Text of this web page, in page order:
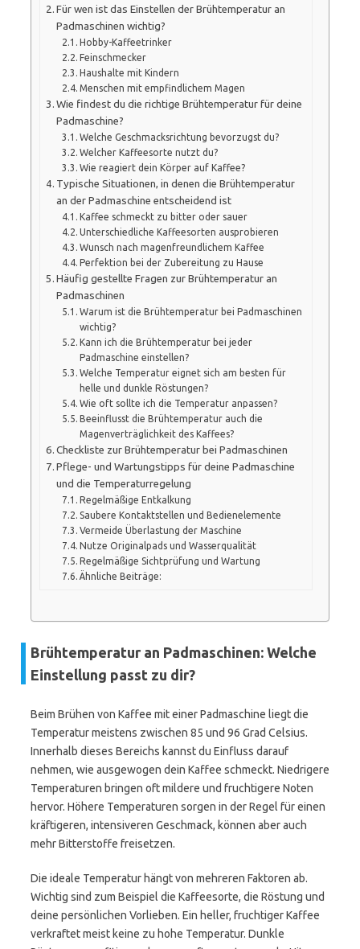
Für wen ist das Einstellen der Brühtemperatur an
Padmaschinen wichtig?
Hobby-Kaffeetrinker
Feinschmecker
Haushalte mit Kindern
Menschen mit empfindlichem Magen
Wie findest du die richtige Brühtemperatur für deine
Padmaschine?
Welche Geschmacksrichtung bevorzugst du?
Welcher Kaffeesorte nutzt du?
Wie reagiert dein Körper auf Kaffee?
Typische Situationen, in denen die Brühtemperatur
an der Padmaschine entscheidend ist
Kaffee schmeckt zu bitter oder sauer
Unterschiedliche Kaffeesorten ausprobieren
Wunsch nach magenfreundlichem Kaffee
Perfektion bei der Zubereitung zu Hause
Häufig gestellte Fragen zur Brühtemperatur an
Padmaschinen
Warum ist die Brühtemperatur bei Padmaschinen
wichtig?
Kann ich die Brühtemperatur bei jeder
Padmaschine einstellen?
Welche Temperatur eignet sich am besten für
helle und dunkle Röstungen?
Wie oft sollte ich die Temperatur anpassen?
Beeinflusst die Brühtemperatur auch die
Magenverträglichkeit des Kaffees?
Checkliste zur Brühtemperatur bei Padmaschinen
Pflege- und Wartungstipps für deine Padmaschine
und die Temperaturregelung
Regelmäßige Entkalkung
Saubere Kontaktstellen und Bedienelemente
Vermeide Überlastung der Maschine
Nutze Originalpads und Wasserqualität
Regelmäßige Sichtprüfung und Wartung
Ähnliche Beiträge:
Brühtemperatur an Padmaschinen: Welche
Einstellung passt zu dir?
Beim Brühen von Kaffee mit einer Padmaschine liegt die
Temperatur meistens zwischen 85 und 96 Grad Celsius.
Innerhalb dieses Bereichs kannst du Einfluss darauf
nehmen, wie ausgewogen dein Kaffee schmeckt. Niedrigere
Temperaturen bringen oft mildere und fruchtigere Noten
hervor. Höhere Temperaturen sorgen in der Regel für einen
kräftigeren, intensiveren Geschmack, können aber auch
mehr Bitterstoffe freisetzen.
Die ideale Temperatur hängt von mehreren Faktoren ab.
Wichtig sind zum Beispiel die Kaffeesorte, die Röstung und
deine persönlichen Vorlieben. Ein heller, fruchtiger Kaffee
verkraftet meist keine zu hohe Temperatur. Dunkle